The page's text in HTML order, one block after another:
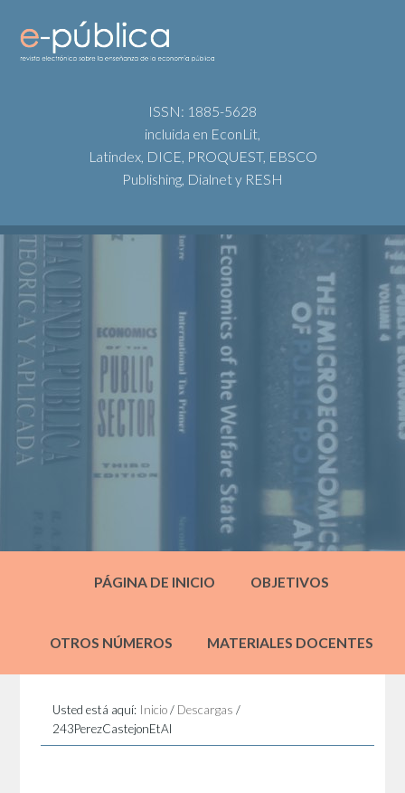
ISSN: 1885-5628
incluida en EconLit,
Latindex, DICE, PROQUEST, EBSCO
Publishing, Dialnet y RESH
PÁGINA DE INICIO OBJETIVOS
OTROS NÚMEROS MATERIALES DOCENTES
Usted está aquí: Inicio / Descargas /
243PerezCastejonEtAl